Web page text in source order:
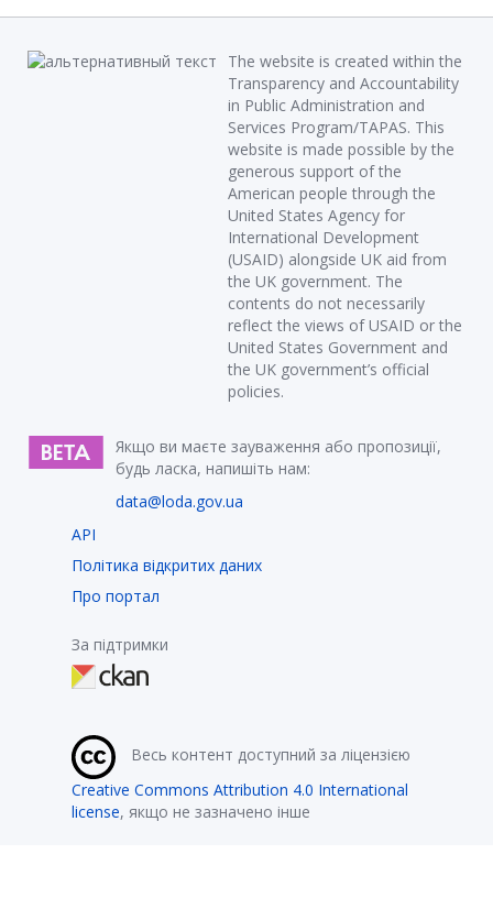
The website is created within the
Transparency and Accountability
in Public Administration and
Services Program/TAPAS. This
website is made possible by the
generous support of the
American people through the
United States Agency for
International Development
(USAID) alongside UK aid from
the UK government. The
contents do not necessarily
reflect the views of USAID or the
United States Government and
the UK government’s official
policies.
Якщо ви маєте зауваження або пропозиції,
будь ласка, напишіть нам:
data@loda.gov.ua
API
Політика відкритих даних
Про портал
За підтримки
Весь контент доступний за ліцензією
Creative Commons Attribution 4.0 International
license, якщо не зазначено інше